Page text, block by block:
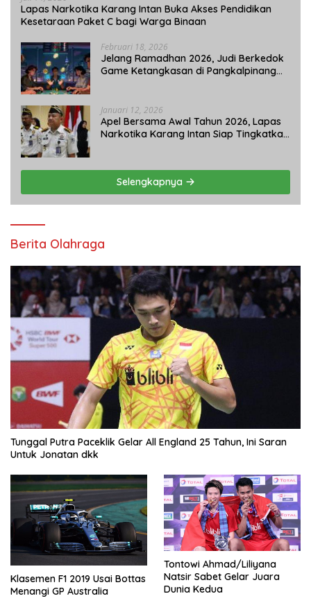
Lapas Narkotika Karang Intan Buka Akses Pendidikan
Kesetaraan Paket C bagi Warga Binaan
Februari 18, 2026
Jelang Ramadhan 2026, Judi Berkedok
Game Ketangkasan di Pangkalpinang
Januari 12, 2026
Apel Bersama Awal Tahun 2026, Lapas
Narkotika Karang Intan Siap Tingkatkan
Selengkapnya
Berita Olahraga
Tunggal Putra Paceklik Gelar All England 25 Tahun, Ini Saran
Untuk Jonatan dkk
Klasemen F1 2019 Usai Bottas
Menangi GP Australia
Tontowi Ahmad/Liliyana
Natsir Sabet Gelar Juara
Dunia Kedua